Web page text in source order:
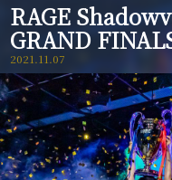
RAGE
GRAND
2021.11.07